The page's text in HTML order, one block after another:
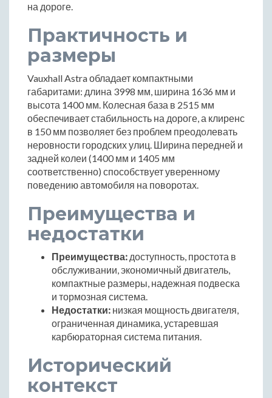
на дороге.
Практичность и
размеры
Vauxhall Astra обладает компактными
габаритами: длина 3998 мм, ширина 1636 мм и
высота 1400 мм. Колесная база в 2515 мм
обеспечивает стабильность на дороге, а клиренс
в 150 мм позволяет без проблем преодолевать
неровности городских улиц. Ширина передней и
задней колеи (1400 мм и 1405 мм
соответственно) способствует уверенному
поведению автомобиля на поворотах.
Преимущества и
недостатки
Преимущества: доступность, простота в
обслуживании, экономичный двигатель,
компактные размеры, надежная подвеска
и тормозная система.
Недостатки: низкая мощность двигателя,
ограниченная динамика, устаревшая
карбюраторная система питания.
Исторический
контекст